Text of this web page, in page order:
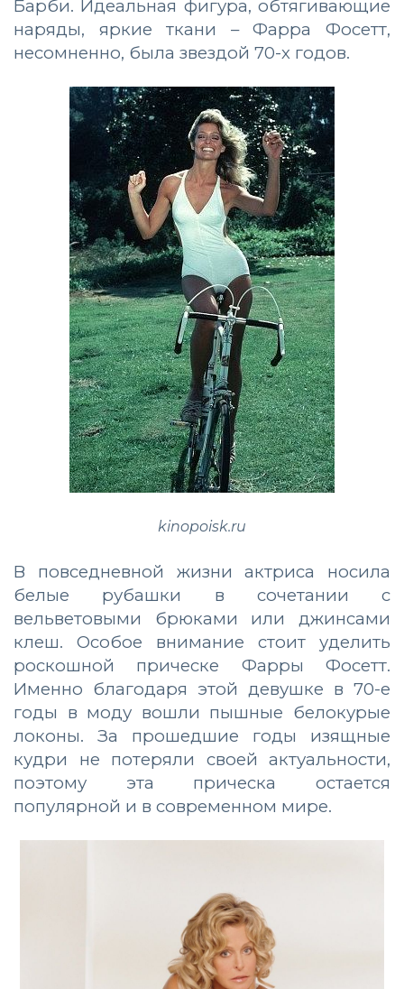
Барби. Идеальная фигура, обтягивающие
наряды, яркие ткани – Фарра Фосетт,
несомненно, была звездой 70-х годов.
kinopoisk.ru
В повседневной жизни актриса носила
белые рубашки в сочетании с
вельветовыми брюками или джинсами
клеш. Особое внимание стоит уделить
роскошной прическе Фарры Фосетт.
Именно благодаря этой девушке в 70-е
годы в моду вошли пышные белокурые
локоны. За прошедшие годы изящные
кудри не потеряли своей актуальности,
поэтому эта прическа остается
популярной и в современном мире.